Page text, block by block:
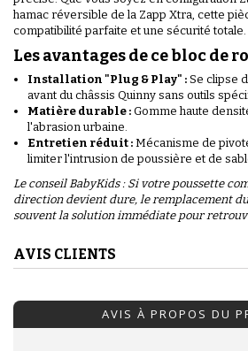
hamac réversible de la Zapp Xtra, cette
compatibilité parfaite et une sécurité totale.
Les avantages de ce bloc de
Installation "Plug & Play" : Se clipse
avant du châssis Quinny sans outils
Matière durable : Gomme haute
l'abrasion urbaine.
Entretien réduit : Mécanisme de
limiter l'intrusion de poussière et de
Le conseil BabyKids : Si votre poussette
direction devient dure, le remplacement
souvent la solution immédiate pour
AVIS CLIENTS
AVIS À PROPOS DU